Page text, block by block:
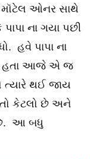
મૉટેલ ઓનર સાથે
ના ગયા પછી
હવે પાપા ના
હતા આજે એ જ
ત્યારે થઈ જાય
કેટલો છે અને
છે. આ બધુ